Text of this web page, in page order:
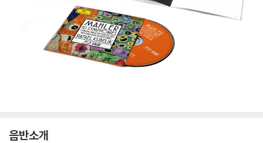
음반소개